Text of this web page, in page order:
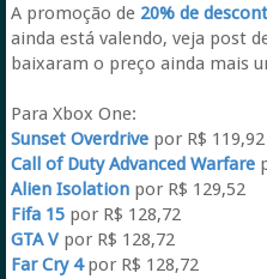
A promoção de 20% de
ainda está valendo, veja post
baixaram o preço ainda mais
Para Xbox One:
Sunset Overdrivepor R$ 119,92
Call of Duty Advanced Warfare
Alien Isolationpor R$ 129,52
Fifa 15por R$ 128,72
GTA Vpor R$ 128,72
Far Cry 4por R$ 128,72